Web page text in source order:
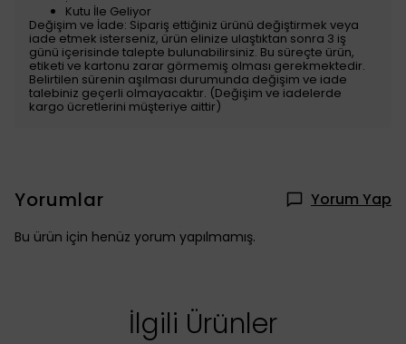
Kutu İle Geliyor
Değişim ve İade: Sipariş ettiğiniz ürünü değiştirmek veya
iade etmek isterseniz, ürün elinize ulaştıktan sonra 3 iş
günü içerisinde talepte bulunabilirsiniz. Bu süreçte ürün,
etiketi ve kartonu zarar görmemiş olması gerekmektedir.
Belirtilen sürenin aşılması durumunda değişim ve iade
talebiniz geçerli olmayacaktır. (Değişim ve iadelerde
kargo ücretlerini müşteriye aittir)
Yorumlar Yorum Yap
Bu ürün için henüz yorum yapılmamış.
İlgili Ürünler